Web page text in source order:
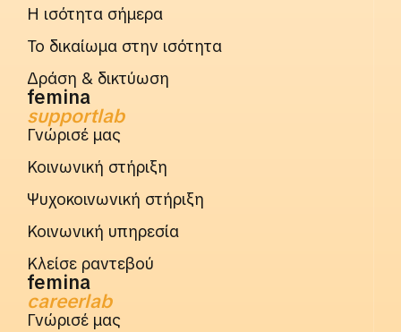
Η ισότητα σήμερα
Το δικαίωμα στην ισότητα
Δράση & δικτύωση
femina
supportlab
Γνώρισέ μας
Κοινωνική στήριξη
Ψυχοκοινωνική στήριξη
Κοινωνική υπηρεσία
Κλείσε ραντεβού
femina
careerlab
Γνώρισέ μας